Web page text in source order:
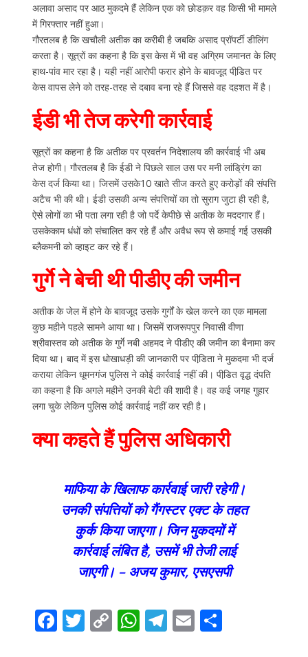
अलावा असाद पर आठ मुकदमे हैं लेकिन एक को छोडक़र वह किसी भी मामले
में गिरफ्तार नहीं हुआ।
गौरतलब है कि खचौली अतीक का करीबी है जबकि असाद प्रॉपर्टी डीलिंग
करता है। सूत्रों का कहना है कि इस केस में भी वह अग्रिम जमानत के लिए
हाथ-पांव मार रहा है। यही नहीं आरोपी फरार होने के बावजूद पीडि़त पर
केस वापस लेने को तरह-तरह से दबाव बना रहे हैं जिससे वह दहशत में है।
ईडी भी तेज करेगी कार्रवाई
सूत्रों का कहना है कि अतीक पर प्रवर्तन निदेशालय की कार्रवाई भी अब
तेज होगी। गौरतलब है कि ईडी ने पिछले साल उस पर मनी लांड्रिंग का
केस दर्ज किया था। जिसमें उसके10 खाते सीज करते हुए करोड़ों की संपत्ति
अटैच भी की थी। ईडी उसकी अन्य संपत्तियों का तो सुराग जुटा ही रही है,
ऐसे लोगों का भी पता लगा रही है जो पर्दे केपीछे से अतीक के मददगार हैं।
उसकेकाम धंधों को संचालित कर रहे हैं और अवैध रूप से कमाई गई उसकी
ब्लैकमनी को व्हाइट कर रहे हैं।
गुर्गे ने बेची थी पीडीए की जमीन
अतीक के जेल में होने के बावजूद उसके गुर्गों के खेल करने का एक मामला
कुछ महीने पहले सामने आया था। जिसमें राजरूपपुर निवासी वीणा
श्रीवास्तव को अतीक के गुर्गे नबी अहमद ने पीडीए की जमीन का बैनामा कर
दिया था। बाद में इस धोखाधड़ी की जानकारी पर पीडि़ता ने मुकदमा भी दर्ज
कराया लेकिन धूमनगंज पुलिस ने कोई कार्रवाई नहीं की। पीडि़त वृद्ध दंपति
का कहना है कि अगले महीने उनकी बेटी की शादी है। वह कई जगह गुहार
लगा चुके लेकिन पुलिस कोई कार्रवाई नहीं कर रही है।
क्या कहते हैं पुलिस अधिकारी
माफिया के खिलाफ कार्रवाई जारी रहेगी।
उनकी संपत्तियों को गैंगस्टर एक्ट के तहत
कुर्क किया जाएगा। जिन मुकदमों में
कार्रवाई लंबित है, उसमें भी तेजी लाई
जाएगी। – अजय कुमार, एसएसपी
F T C W T E S